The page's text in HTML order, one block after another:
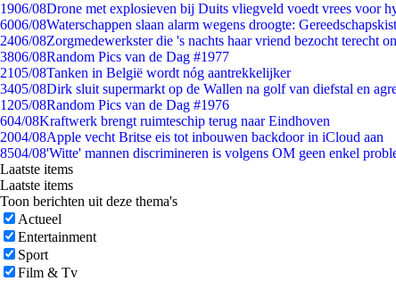
1906/08Drone met explosieven bij Duits vliegveld voedt vrees voor
6006/08Waterschappen slaan alarm wegens droogte:
2406/08Zorgmedewerkster die 's nachts haar vriend bezocht terecht
3806/08Random Pics van de Dag #1977
2105/08Tanken in België wordt nóg aantrekkelijker
3405/08Dirk sluit supermarkt op de Wallen na golf van diefstal en
1205/08Random Pics van de Dag #1976
604/08Kraftwerk brengt ruimteschip terug naar Eindhoven
2004/08Apple vecht Britse eis tot inbouwen backdoor in iCloud aan
8504/08'Witte' mannen discrimineren is volgens OM geen enkel
Laatste items
Laatste items
Toon berichten uit deze thema's
Actueel
Entertainment
Sport
Film & Tv